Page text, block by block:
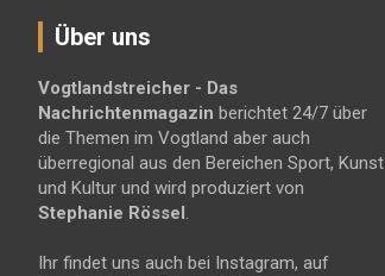
Über uns
Vogtlandstreicher - Das
Nachrichtenmagazin berichtet 24/7 über
die Themen im Vogtland aber auch
überregional aus den Bereichen Sport, Kunst
und Kultur und wird produziert von
Stephanie Rössel .
Ihr findet uns auch bei Instagram, auf